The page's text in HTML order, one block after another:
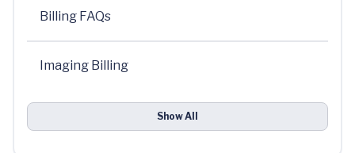
Billing FAQs
Imaging Billing
Show All